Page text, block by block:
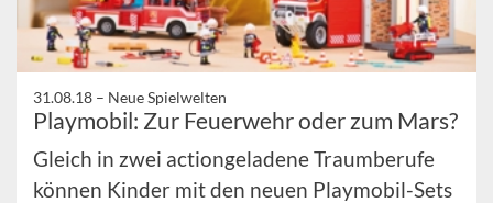
31.08.18 – Neue Spielwelten
Playmobil: Zur Feuerwehr oder zum Mars?
Gleich in zwei actiongeladene Traumberufe
können Kinder mit den neuen Playmobil-Sets